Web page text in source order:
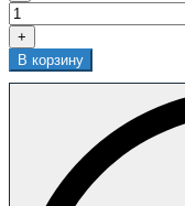
+
В корзину